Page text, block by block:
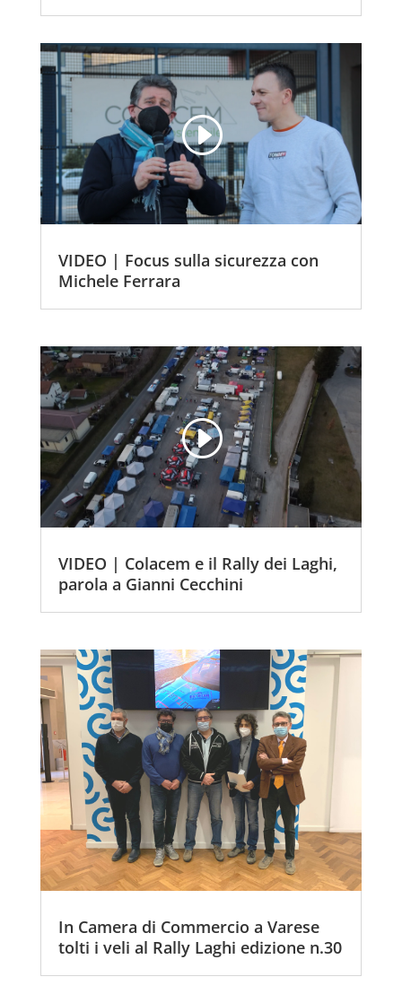
VIDEO | Focus sulla sicurezza con
Michele Ferrara
VIDEO | Colacem e il Rally dei Laghi,
parola a Gianni Cecchini
In Camera di Commercio a Varese
tolti i veli al Rally Laghi edizione n.30